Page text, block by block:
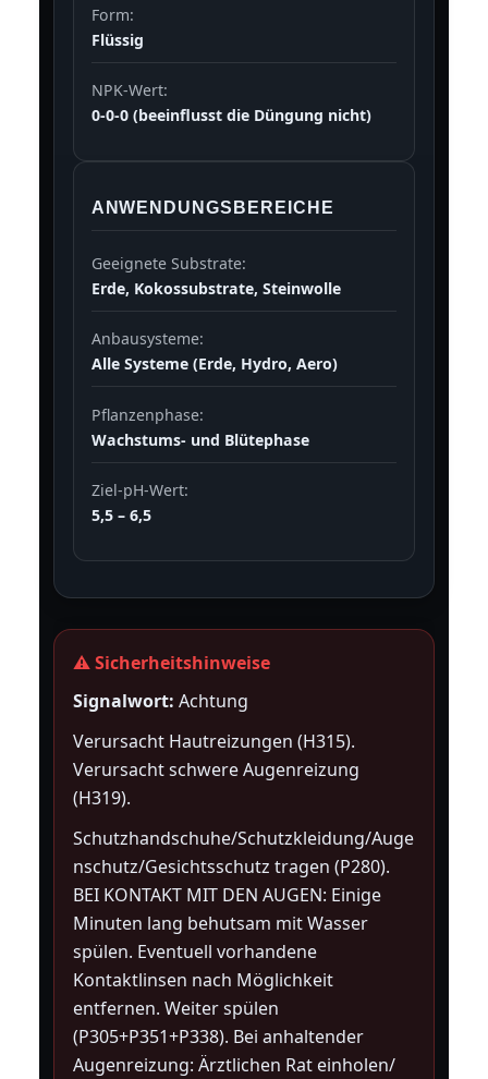
Form:
Flüssig
NPK-Wert:
0-0-0 (beeinflusst die Düngung nicht)
ANWENDUNGSBEREICHE
Geeignete Substrate:
Erde, Kokossubstrate, Steinwolle
Anbausysteme:
Alle Systeme (Erde, Hydro, Aero)
Pflanzenphase:
Wachstums- und Blütephase
Ziel-pH-Wert:
5,5 – 6,5
⚠️ Sicherheitshinweise
Signalwort: Achtung
Verursacht Hautreizungen (H315).
Verursacht schwere Augenreizung
(H319).
Schutzhandschuhe/Schutzkleidung/Auge
nschutz/Gesichtsschutz tragen (P280).
BEI KONTAKT MIT DEN AUGEN: Einige
Minuten lang behutsam mit Wasser
spülen. Eventuell vorhandene
Kontaktlinsen nach Möglichkeit
entfernen. Weiter spülen
(P305+P351+P338). Bei anhaltender
Augenreizung: Ärztlichen Rat einholen/